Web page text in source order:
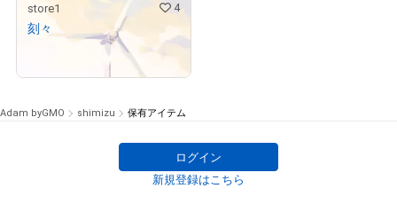
store1 4
刻々
Adam byGMO shimizu 保有アイテム
ログイン
新規登録はこちら